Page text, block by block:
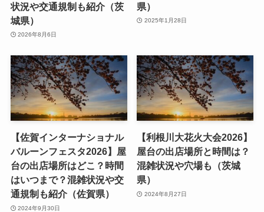
状況や交通規制も紹介（茨
城県）
2026年8月6日
県）
2025年1月28日
【佐賀インターナショナル
バルーンフェスタ2026】屋
台の出店場所はどこ？時間
はいつまで？混雑状況や交
通規制も紹介（佐賀県）
2024年9月30日
【利根川大花火大会2026】
屋台の出店場所と時間は？
混雑状況や穴場も（茨城
県）
2024年8月27日